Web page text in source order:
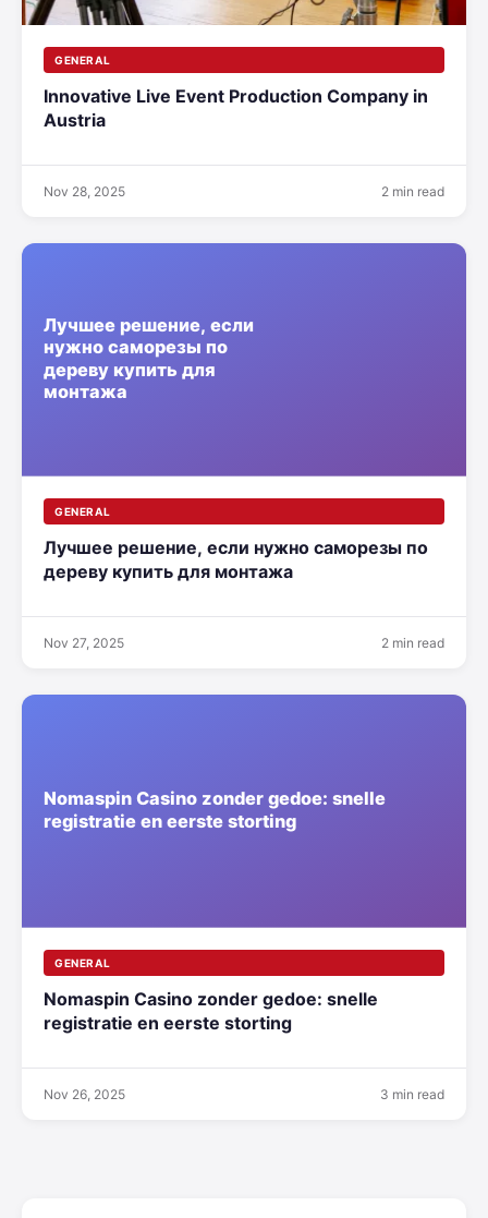
GENERAL
Innovative Live Event Production Company in
Austria
Nov 28, 2025 2 min read
GENERAL
Лучшее решение, если нужно саморезы по
дереву купить для монтажа
Nov 27, 2025 2 min read
GENERAL
Nomaspin Casino zonder gedoe: snelle
registratie en eerste storting
Nov 26, 2025 3 min read